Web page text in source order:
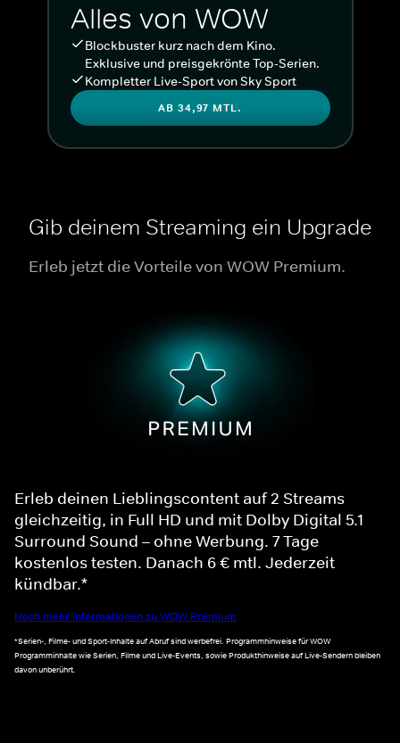
Alles von WOW
Blockbuster kurz nach dem Kino.
Exklusive und preisgekrönte Top-Serien.
Kompletter Live-Sport von Sky Sport
AB 34,97 MTL.
Gib deinem Streaming ein Upgrade
Erleb jetzt die Vorteile von WOW Premium.
Erleb deinen Lieblingscontent auf 2 Streams
gleichzeitig, in Full HD und mit Dolby Digital 5.1
Surround Sound – ohne Werbung. 7 Tage
kostenlos testen. Danach 6 € mtl. Jederzeit
kündbar.*
Noch mehr Informationen zu WOW Premium
*Serien-, Filme- und Sport-Inhalte auf Abruf sind werbefrei. Programmhinweise für WOW
Programminhalte wie Serien, Filme und Live-Events, sowie Produkthinweise auf Live-Sendern bleiben
davon unberührt.